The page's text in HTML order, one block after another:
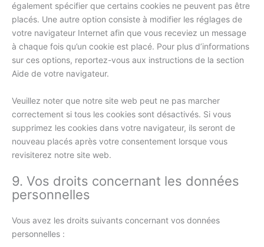
également spécifier que certains cookies ne peuvent pas être
placés. Une autre option consiste à modifier les réglages de
votre navigateur Internet afin que vous receviez un message
à chaque fois qu’un cookie est placé. Pour plus d’informations
sur ces options, reportez-vous aux instructions de la section
Aide de votre navigateur.
Veuillez noter que notre site web peut ne pas marcher
correctement si tous les cookies sont désactivés. Si vous
supprimez les cookies dans votre navigateur, ils seront de
nouveau placés après votre consentement lorsque vous
revisiterez notre site web.
9. Vos droits concernant les données
personnelles
Vous avez les droits suivants concernant vos données
personnelles :